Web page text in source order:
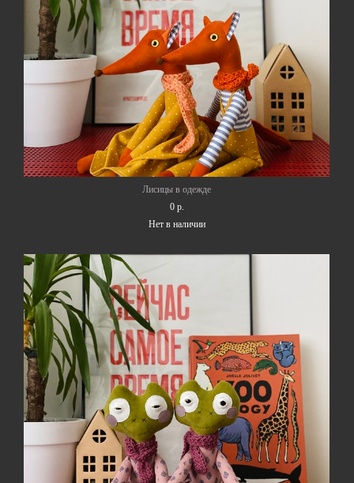
Лисицы в одежде
0 p.
Нет в наличии